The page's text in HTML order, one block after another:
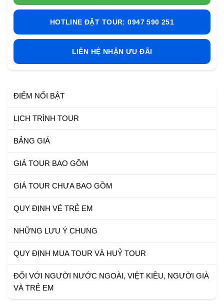
HOTLINE ĐẶT TOUR: 0947 590 251
LIÊN HỆ NHẬN ƯU ĐÃI
ĐIỂM NỔI BẬT
LỊCH TRÌNH TOUR
BẢNG GIÁ
GIÁ TOUR BAO GỒM
GIÁ TOUR CHƯA BAO GỒM
QUY ĐỊNH VÉ TRẺ EM
NHỮNG LƯU Ý CHUNG
QUY ĐỊNH MUA TOUR VÀ HUỶ TOUR
ĐỐI VỚI NGƯỜI NƯỚC NGOÀI, VIỆT KIỀU, NGƯỜI GIÀ
VÀ TRẺ EM